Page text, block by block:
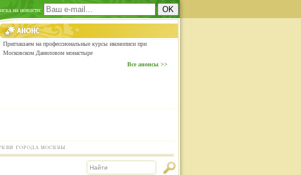
на новости:
Приглашаем на профессиональные курсы иконописи при
Московском Даниловом монастыре
Все анонсы >>